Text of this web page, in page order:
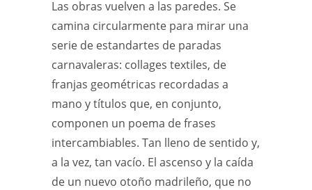
Las obras vuelven a las paredes. Se
camina circularmente para mirar una
serie de estandartes de paradas
carnavaleras: collages textiles, de
franjas geométricas recordadas a
mano y títulos que, en conjunto,
componen un poema de frases
intercambiables. Tan lleno de sentido y,
a la vez, tan vacío. El ascenso y la caída
de un nuevo otoño madrileño, que no